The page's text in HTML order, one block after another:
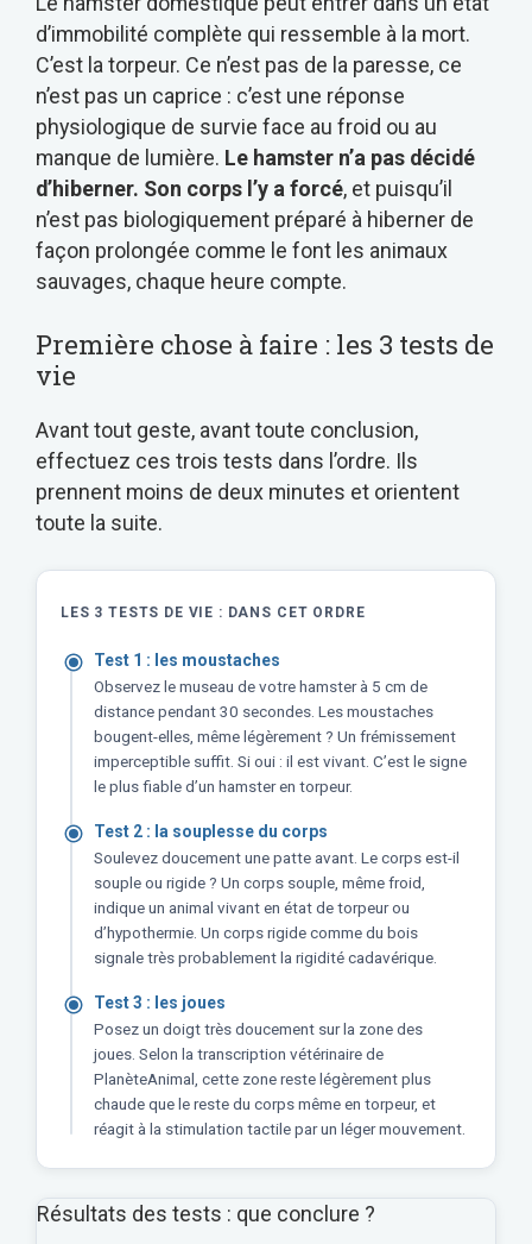
d’immobilité complète qui ressemble à la mort.
C’est la torpeur. Ce n’est pas de la paresse, ce
n’est pas un caprice : c’est une réponse
physiologique de survie face au froid ou au
manque de lumière. Le hamster n’a pas décidé
d’hiberner. Son corps l’y a forcé, et puisqu’il
n’est pas biologiquement préparé à hiberner de
façon prolongée comme le font les animaux
sauvages, chaque heure compte.
Première chose à faire : les 3 tests de
vie
Avant tout geste, avant toute conclusion,
effectuez ces trois tests dans l’ordre. Ils
prennent moins de deux minutes et orientent
toute la suite.
LES 3 TESTS DE VIE : DANS CET ORDRE
Test 1 : les moustaches
Observez le museau de votre hamster à 5 cm de
distance pendant 30 secondes. Les moustaches
bougent-elles, même légèrement ? Un frémissement
imperceptible suffit. Si oui : il est vivant. C’est le signe
le plus fiable d’un hamster en torpeur.
Test 2 : la souplesse du corps
Soulevez doucement une patte avant. Le corps est-il
souple ou rigide ? Un corps souple, même froid,
indique un animal vivant en état de torpeur ou
d’hypothermie. Un corps rigide comme du bois
signale très probablement la rigidité cadavérique.
Test 3 : les joues
Posez un doigt très doucement sur la zone des
joues. Selon la transcription vétérinaire de
PlanèteAnimal, cette zone reste légèrement plus
chaude que le reste du corps même en torpeur, et
réagit à la stimulation tactile par un léger mouvement.
Résultats des tests : que conclure ?